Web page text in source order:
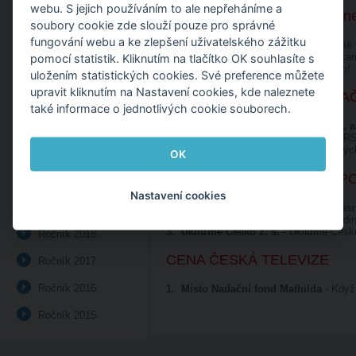
Ročník 2026
Ročník 2025
Ročník 2024
Ročník 2023
Ročník 2018
Ročník 2017
Ročník 2016
Ročník 2015
KOMUNIKAČNÍ KAMPAŇ -
1.Post Bellum, z. ú.- Pojďme to ještě
2.Takoví jsme.cz- Celorepubliková
3.Amalthea z.s. - Staň se pěstounem!
CHARITATIVNĚ
2.Nadace RSJ- 100 milionů Nadace
3.Nadace Tipsport
VEŘEJNĚ PROSPĚŠNÝ
3.Ukliďme Česko z. s.- Ukliďme
CENA ČESKÁ TELEVIZE
1. Místo Nadační fond Mathilda -
webu. S jejich používáním to ale nepřeháníme a
soubory cookie zde slouží pouze pro správné
fungování webu a ke zlepšení uživatelského zážitku
pomocí statistik. Kliknutím na tlačítko OK souhlasíte s
uložením statistických cookies. Své preference můžete
upravit kliknutím na Nastavení cookies, kde naleznete
také informace o jednotlivých cookie souborech.
OK
Nastavení cookies